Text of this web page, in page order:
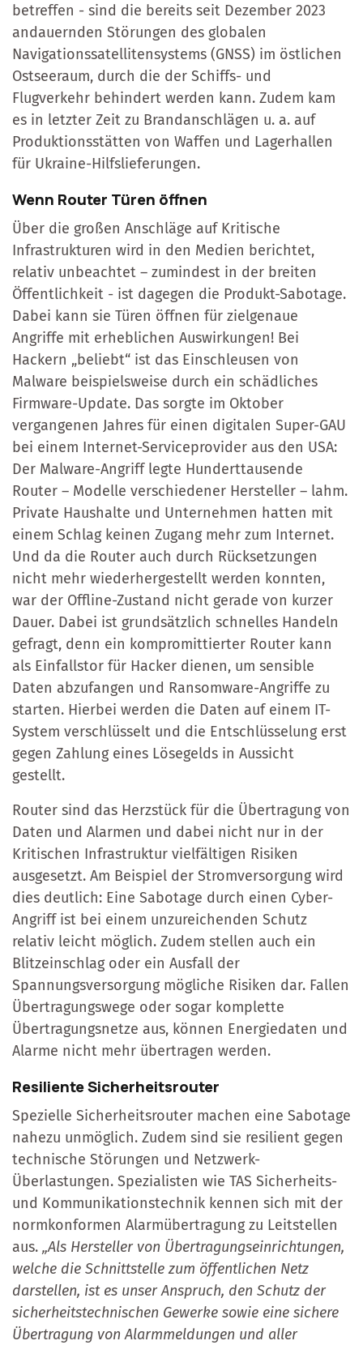
betreffen - sind die bereits seit Dezember 2023
andauernden Störungen des globalen
Navigationssatellitensystems (GNSS) im östlichen
Ostseeraum, durch die der Schiffs- und
Flugverkehr behindert werden kann. Zudem kam
es in letzter Zeit zu Brandanschlägen u. a. auf
Produktionsstätten von Waffen und Lagerhallen
für Ukraine-Hilfslieferungen.
Wenn Router Türen öffnen
Über die großen Anschläge auf Kritische
Infrastrukturen wird in den Medien berichtet,
relativ unbeachtet – zumindest in der breiten
Öffentlichkeit - ist dagegen die Produkt-Sabotage.
Dabei kann sie Türen öffnen für zielgenaue
Angriffe mit erheblichen Auswirkungen! Bei
Hackern „beliebt“ ist das Einschleusen von
Malware beispielsweise durch ein schädliches
Firmware-Update. Das sorgte im Oktober
vergangenen Jahres für einen digitalen Super-GAU
bei einem Internet-Serviceprovider aus den USA:
Der Malware-Angriff legte Hunderttausende
Router – Modelle verschiedener Hersteller – lahm.
Private Haushalte und Unternehmen hatten mit
einem Schlag keinen Zugang mehr zum Internet.
Und da die Router auch durch Rücksetzungen
nicht mehr wiederhergestellt werden konnten,
war der Offline-Zustand nicht gerade von kurzer
Dauer. Dabei ist grundsätzlich schnelles Handeln
gefragt, denn ein kompromittierter Router kann
als Einfallstor für Hacker dienen, um sensible
Daten abzufangen und Ransomware-Angriffe zu
starten. Hierbei werden die Daten auf einem IT-
System verschlüsselt und die Entschlüsselung erst
gegen Zahlung eines Lösegelds in Aussicht
gestellt.
Router sind das Herzstück für die Übertragung von
Daten und Alarmen und dabei nicht nur in der
Kritischen Infrastruktur vielfältigen Risiken
ausgesetzt. Am Beispiel der Stromversorgung wird
dies deutlich: Eine Sabotage durch einen Cyber-
Angriff ist bei einem unzureichenden Schutz
relativ leicht möglich. Zudem stellen auch ein
Blitzeinschlag oder ein Ausfall der
Spannungsversorgung mögliche Risiken dar. Fallen
Übertragungswege oder sogar komplette
Übertragungsnetze aus, können Energiedaten und
Alarme nicht mehr übertragen werden.
Resiliente Sicherheitsrouter
Spezielle Sicherheitsrouter machen eine Sabotage
nahezu unmöglich. Zudem sind sie resilient gegen
technische Störungen und Netzwerk-
Überlastungen. Spezialisten wie TAS Sicherheits-
und Kommunikationstechnik kennen sich mit der
normkonformen Alarmübertragung zu Leitstellen
aus. „Als Hersteller von Übertragungseinrichtungen,
welche die Schnittstelle zum öffentlichen Netz
darstellen, ist es unser Anspruch, den Schutz der
sicherheitstechnischen Gewerke sowie eine sichere
Übertragung von Alarmmeldungen und aller